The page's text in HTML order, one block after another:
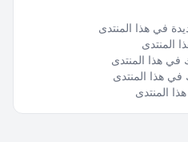
في هذا المنتدى
المنتدى
في هذا المنتدى
هذا المنتدى
المنتدى